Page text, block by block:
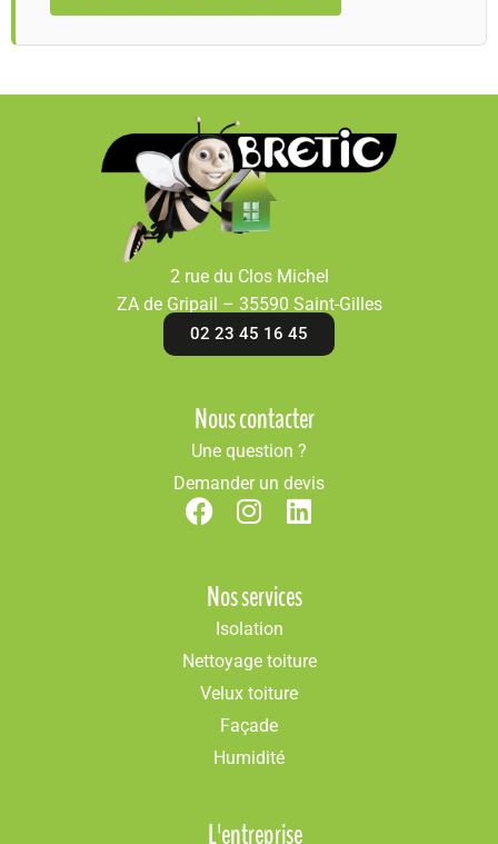
2 rue du Clos Michel
ZA de Gripail – 35590 Saint-Gilles
02 23 45 16 45
Nous contacter
Une question ?
Demander un devis
Nos services
Isolation
Nettoyage toiture
Velux toiture
Façade
Humidité
L'entreprise